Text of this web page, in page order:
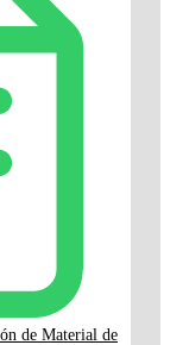
de Material de